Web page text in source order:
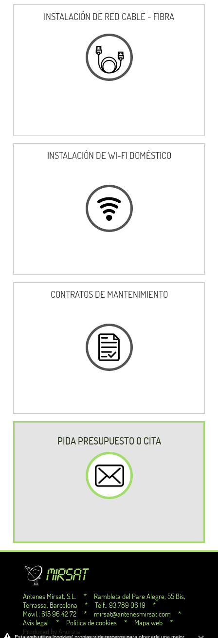
INSTALACIÓN DE RED CABLE - FIBRA
INSTALACIÓN DE WI-FI DOMÉSTICO
CONTRATOS DE MANTENIMIENTO
PIDA PRESUPUESTO O CITA
Antenes Mirsat, S.L. * Rambleta del Pare Alegre, 55 Bis,
Terrassa, Barcelona * Telf.: 93 789 06 19 *
Móvil.: 615 96 42 72 * mirsat@antenesmirsat.com *
Avís legal * Política de cookies * Mapa web *
Produced byAnunzia